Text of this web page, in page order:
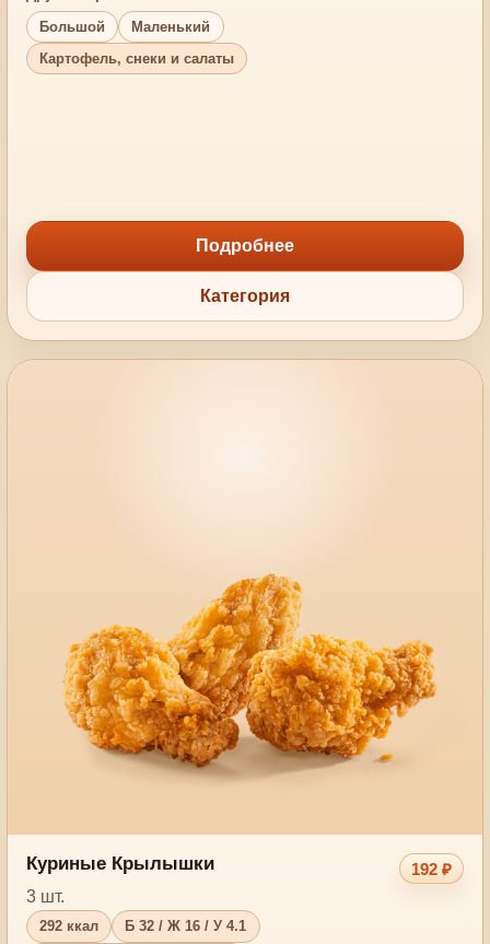
Большой
Маленький
Картофель, снеки и салаты
Подробнее
Категория
Куриные Крылышки
192 ₽
3 шт.
292 ккал
Б 32 / Ж 16 / У 4.1